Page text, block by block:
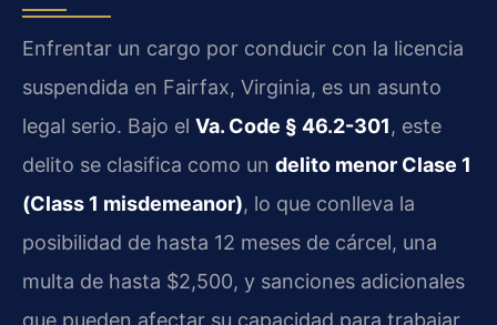
Enfrentar un cargo por conducir con la licencia
suspendida en Fairfax, Virginia, es un asunto
legal serio. Bajo el Va. Code § 46.2-301, este
delito se clasifica como un delito menor Clase 1
(Class 1 misdemeanor), lo que conlleva la
posibilidad de hasta 12 meses de cárcel, una
multa de hasta $2,500, y sanciones adicionales
que pueden afectar su capacidad para trabajar,